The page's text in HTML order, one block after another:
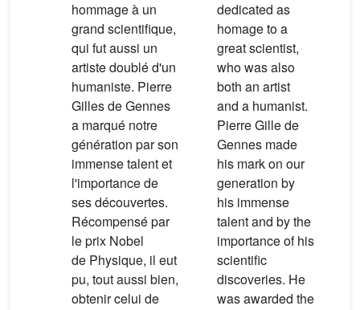
hommage à un
grand scientifique,
qui fut aussi un
artiste doublé d'un
humaniste. Pierre
Gilles de Gennes
a marqué notre
génération par son
immense talent et
l'importance de
ses découvertes.
Récompensé par
le prix Nobel
de Physique, il eut
pu, tout aussi bien,
obtenir celui de
dedicated as
homage to a
great scientist,
who was also
both an artist
and a humanist.
Pierre Gille de
Gennes made
his mark on our
generation by
his immense
talent and by the
importance of his
scientific
discoveries. He
was awarded the